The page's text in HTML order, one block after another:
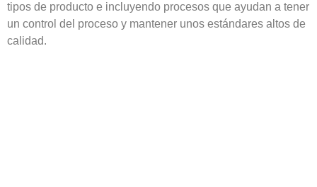
tipos de producto e incluyendo procesos que ayudan a tener
un control del proceso y mantener unos estándares altos de
calidad.